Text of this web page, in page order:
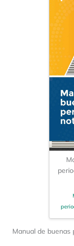
Manual de buenas